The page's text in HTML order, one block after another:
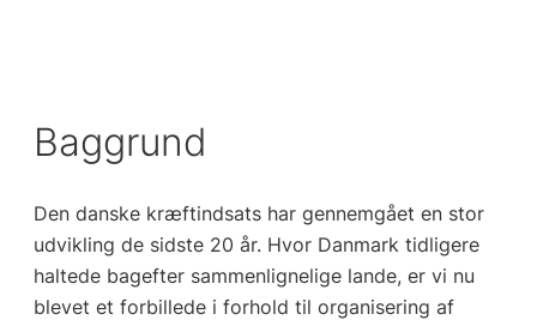
Baggrund
Den danske kræftindsats har gennemgået en stor
udvikling de sidste 20 år. Hvor Danmark tidligere
haltede bagefter sammenlignelige lande, er vi nu
blevet et forbillede i forhold til organisering af